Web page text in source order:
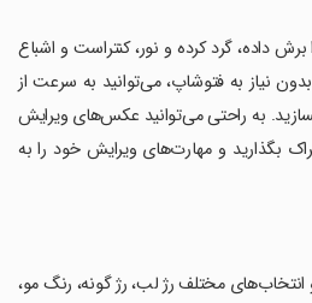
برش داده، گرد کرده و نور، کنتراست و اشباع
بدون نیاز به فتوشاپ، می‌توانید به سرعت از
به راحتی می‌توانید عکس‌های ویرایش
بگذارید و مهارت‌های ویرایش خود را به
مختلف رژ لب، رژ گونه، رنگ مو،